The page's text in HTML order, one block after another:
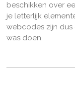
beschikken over
je letterlijk
webcodes zijn
was doen.